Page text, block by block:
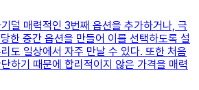
덜 매력적인 3번째 옵션을 추가하거나, 극
한 중간 옵션을 만들어 이를 선택하도록 설
도 일상에서 자주 만날 수 있다. 또한 처음
하기 때문에 합리적이지 않은 가격을 매력